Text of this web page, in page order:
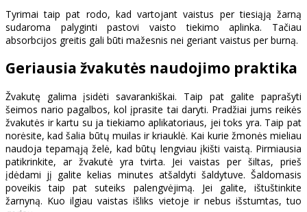
Tyrimai taip pat rodo, kad vartojant vaistus per tiesiąją žarną
sudaroma palyginti pastovi vaisto tiekimo aplinka. Tačiau
absorbcijos greitis gali būti mažesnis nei geriant vaistus per burną.
Geriausia žvakutės naudojimo praktika
Žvakutę galima įsidėti savarankiškai. Taip pat galite paprašyti
šeimos nario pagalbos, kol įprasite tai daryti. Pradžiai jums reikės
žvakutės ir kartu su ja tiekiamo aplikatoriaus, jei toks yra. Taip pat
norėsite, kad šalia būtų muilas ir kriauklė. Kai kurie žmonės mieliau
naudoja tepamąją želė, kad būtų lengviau įkišti vaistą. Pirmiausia
patikrinkite, ar žvakutė yra tvirta. Jei vaistas per šiltas, prieš
įdėdami jį galite kelias minutes atšaldyti šaldytuve. Šaldomasis
poveikis taip pat suteiks palengvėjimą. Jei galite, ištuštinkite
žarnyną. Kuo ilgiau vaistas išliks vietoje ir nebus išstumtas, tuo